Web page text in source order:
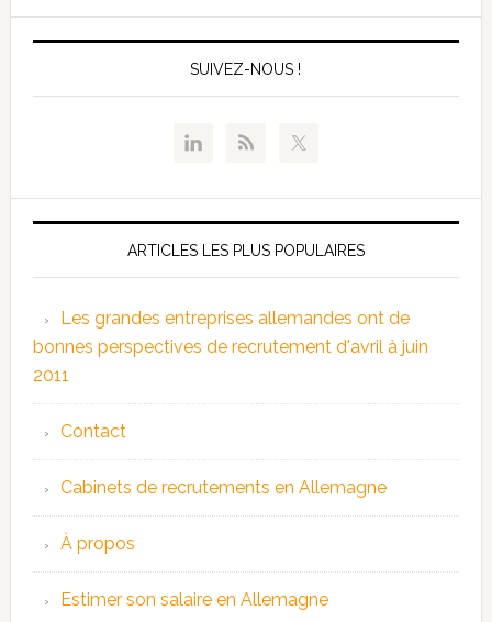
SUIVEZ-NOUS !
ARTICLES LES PLUS POPULAIRES
Les grandes entreprises allemandes ont de
bonnes perspectives de recrutement d'avril à juin
2011
Contact
Cabinets de recrutements en Allemagne
À propos
Estimer son salaire en Allemagne